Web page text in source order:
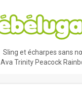
Sling et écharpes sans
Trinity Peacock